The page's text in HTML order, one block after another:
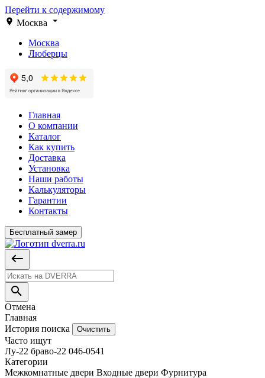
Перейти к содержимому
Москва
Москва
Люберцы
Главная
О компании
Каталог
Как купить
Доставка
Установка
Наши работы
Калькуляторы
Гарантии
Контакты
Бесплатный замер
Отмена
Главная
История поиска
Очистить
Часто ищут
Лу-22 браво-22 046-0541
Категории
Межкомнатные двери Входные двери Фурнитура